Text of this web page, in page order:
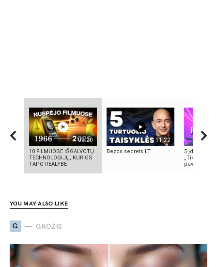
09:20
10 FILMUOSE IŠGALVOTŲ
TECHNOLOGIJŲ, KURIOS
TAPO REALYBE
11:22
Bezos secrets LT
5 įdomūs
„TikTok“:
YOU MAY ALSO LIKE
G GROŽIS